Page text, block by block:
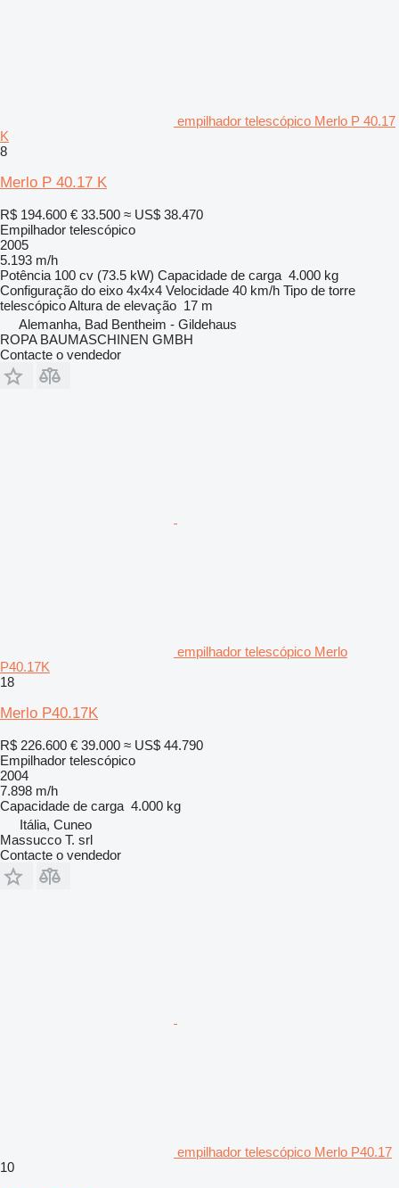
empilhador telescópico Merlo P 40.17
K
8
Merlo P 40.17 K
R$ 194.600 € 33.500 ≈ US$ 38.470
Empilhador telescópico
2005
5.193 m/h
Potência 100 cv (73.5 kW) Capacidade de carga 4.000 kg
Configuração do eixo 4x4x4 Velocidade 40 km/h Tipo de torre
telescópicoAltura de elevação 17 m
Alemanha, Bad Bentheim - Gildehaus
ROPA BAUMASCHINEN GMBH
Contacte o vendedor
empilhador telescópico Merlo
P40.17K
18
Merlo P40.17K
R$ 226.600 € 39.000 ≈ US$ 44.790
Empilhador telescópico
2004
7.898 m/h
Capacidade de carga 4.000 kg
Itália, Cuneo
Massucco T. srl
Contacte o vendedor
empilhador telescópico Merlo P40.17
10